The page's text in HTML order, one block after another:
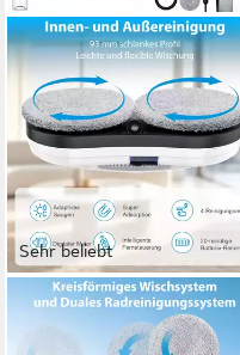
Sehr beliebt
AKKEE
Fensterputzroboter 5600Pa
Elektrischer Fensterputzer